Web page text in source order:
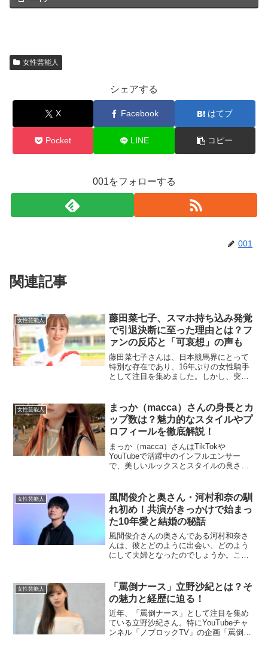
女性芸能人
シェアする
X Facebook はてブ
Pocket LINE コピー
001をフォローする
001
関連記事
女性芸能人
藤田菜七子、スマホ持ち込み発覚
で引退決断に至った理由とは？フ
ァンの反応と「可哀想」の声も
藤田菜七子さんは、日本競馬界にとって
特別な存在であり、16年ぶりの女性騎手
として注目を集めました。しかし、突然
藤田さんの引退の背景には、文春報道に
より発覚した「スマホ持...
女性芸能人
まっか（macca）さんの身長とカ
ップ数は？魅力的なスタイルやプ
ロフィールを徹底解説！
まっか（macca）さんはTikTokや
YouTubeで活躍中のインフルエンサー
で、美しいルックスとスタイルの良さで
った注目のプロフィール情報に焦点を当
て、まっかさんの...
女性芸能人
風間俊介と奥さん・河村和奈の馴
れ初め！共演がきっかけで始まっ
た10年愛と結婚の秘話
風間俊介さんの奥さんである河村和奈さ
んは、彼とどのように出会い、どのよう
にして夫婦となったのでしょうか。ここ
す。風間俊介の奥さん・河村和奈はどん
な人？河村和奈さんは、元...
女性芸能人
「罵倒ナース」立野沙紀とは？そ
の魅力と経歴に迫る！
近年、「罵倒ナース」として注目を集め
ている立野沙紀さん。特にYouTubeチャ
ンネル「ノブロックTV」の企画「罵倒村